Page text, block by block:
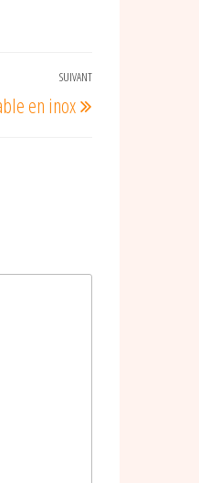
Article
SUIVANT
en inox